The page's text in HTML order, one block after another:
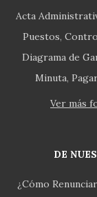
Acta
Puestos
Diagrama de
Minuta
Ver más
DE
¿Cómo